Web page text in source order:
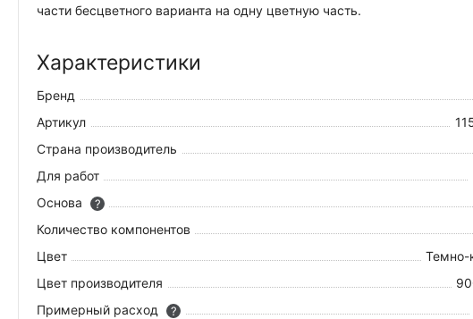
части бесцветного варианта на одну цветную часть.
Характеристики
Бренд
Артикул
Страна производитель
Для работ
Основа
?
Количество компонентов
Цвет
Темно-
Цвет производителя
Примерный расход
?